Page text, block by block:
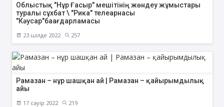
Облыстық "Нұр Ғасыр" мешітінің жөндеу жұмыстары
туралы сұхбат \ "Рика" телеарнасы
"Кәусар"баағдарламасы
23 шілде 2022 257
Рамазан – нұр шашқан ай | Рамазан – қайырымдылық
айы
17 сәуір 2022 219